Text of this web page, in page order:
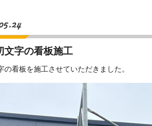
文字の看板施工
の看板を施工させていただきました。